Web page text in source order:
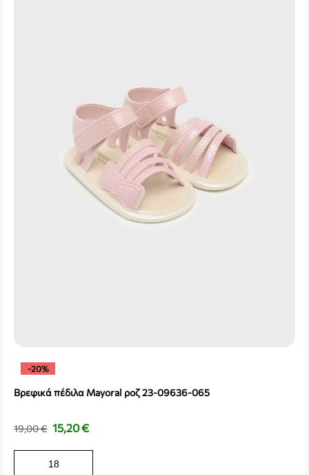
-20%
Βρεφικά πέδιλα Mayoral ροζ 23-09636-065
19,00€ 15,20€
18